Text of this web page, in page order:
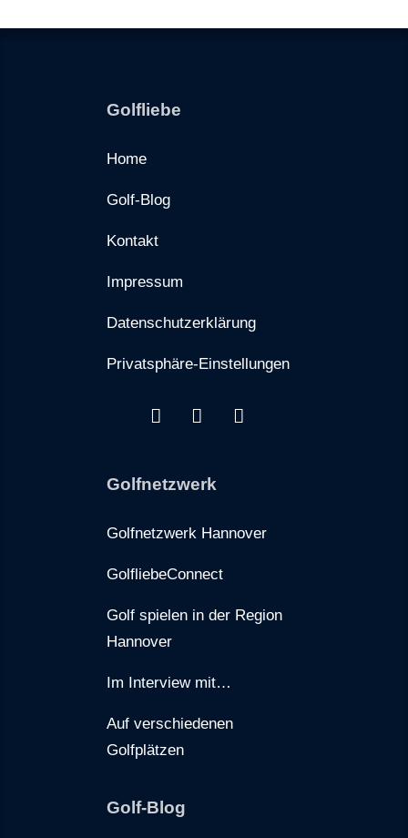
Golfliebe
Home
Golf-Blog
Kontakt
Impressum
Datenschutzerklärung
Privatsphäre-Einstellungen
Golfnetzwerk
Golfnetzwerk Hannover
GolfliebeConnect
Golf spielen in der Region
Hannover
Im Interview mit…
Auf verschiedenen
Golfplätzen
Golf-Blog